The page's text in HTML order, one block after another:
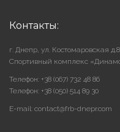
Контакты:
г. Днепр, ул. Костомаровская
Cпортивный комплекс
Телефон: +38 (067) 732 48 86
Телефон: +38 (050) 514 89 30
E-mail: contact@frb-dnepr.com